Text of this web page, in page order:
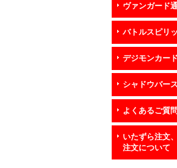
ヴァンガード
バトルスピリ
デジモンカー
シャドウバー
よくあるご質問
いたずら注文
注文について